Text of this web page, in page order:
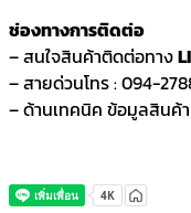
ช่องทางการติดต่อ
– สนใจสินค้าติดต่อทาง
– สายด่วนโทร : 094-
– ด้านเทคนิค ข้อมูลสินค้